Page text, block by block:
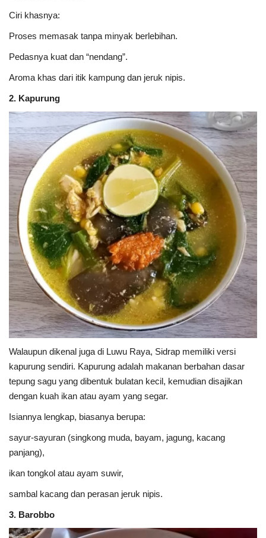
Ciri khasnya:
Proses memasak tanpa minyak berlebihan.
Pedasnya kuat dan “nendang”.
Aroma khas dari itik kampung dan jeruk nipis.
2. Kapurung
Walaupun dikenal juga di Luwu Raya, Sidrap memiliki versi
kapurung sendiri. Kapurung adalah makanan berbahan dasar
tepung sagu yang dibentuk bulatan kecil, kemudian disajikan
dengan kuah ikan atau ayam yang segar.
Isiannya lengkap, biasanya berupa:
sayur-sayuran (singkong muda, bayam, jagung, kacang
panjang),
ikan tongkol atau ayam suwir,
sambal kacang dan perasan jeruk nipis.
3. Barobbo